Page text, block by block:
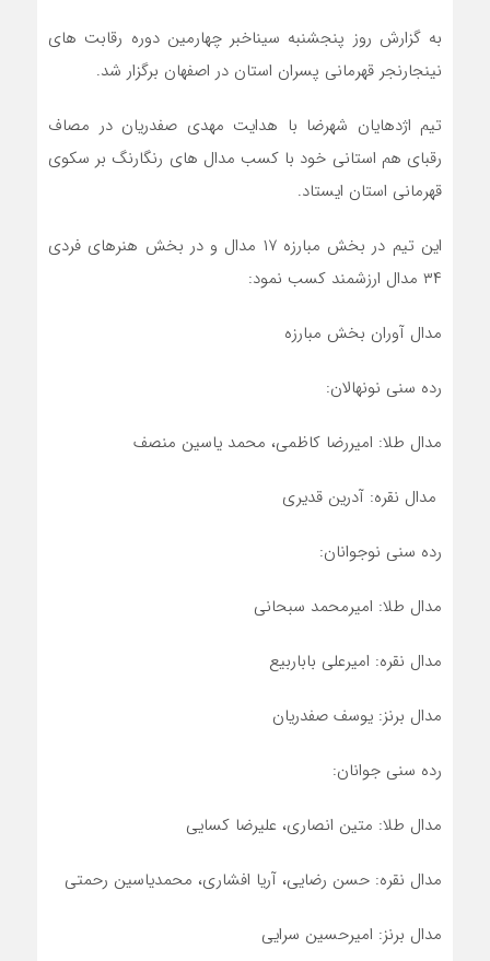
به گزارش روز پنجشنبه سیناخبر چهارمین دوره رقابت های
نینجارنجر قهرمانی پسران استان در اصفهان برگزار شد.
تیم اژدهایان شهرضا با هدایت مهدی صفدریان در مصاف
رقبای هم استانی خود با کسب مدال های رنگارنگ بر سکوی
قهرمانی استان ایستاد.
این تیم در بخش مبارزه ۱۷ مدال و در بخش هنرهای فردی
۳۴ مدال ارزشمند کسب نمود:
مدال آوران بخش مبارزه
رده سنی نونهالان:
مدال طلا: امیررضا کاظمی، محمد یاسین منصف
مدال نقره: آدرین قدیری
رده سنی نوجوانان:
مدال طلا: امیرمحمد سبحانی
مدال نقره: امیرعلی باباربیع
مدال برنز: یوسف صفدریان
رده سنی جوانان:
مدال طلا: متین انصاری، علیرضا کسایی
مدال نقره: حسن رضایی، آریا افشاری، محمدیاسین رحمتی
مدال برنز: امیرحسین سرایی